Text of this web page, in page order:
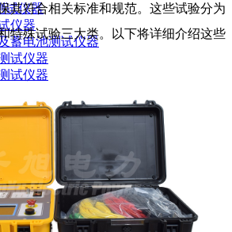
试仪器
仪器
蓄电池测试仪器
试仪器
试仪器
其符合相关标准和规范。这些试验分为
特殊试验三大类。以下将详细介绍这些